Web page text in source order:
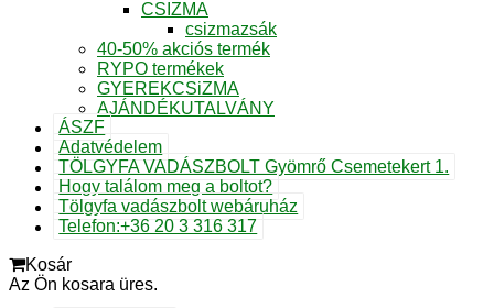
CSIZMA
csizmazsák
40-50% akciós termék
RYPO termékek
GYEREKCSiZMA
AJÁNDÉKUTALVÁNY
ÁSZF
Adatvédelem
TÖLGYFA VADÁSZBOLT Gyömrő Csemetekert 1.
Hogy találom meg a boltot?
Tölgyfa vadászbolt webáruház
Telefon:+36 20 3 316 317
Kosár
Az Ön kosara üres.